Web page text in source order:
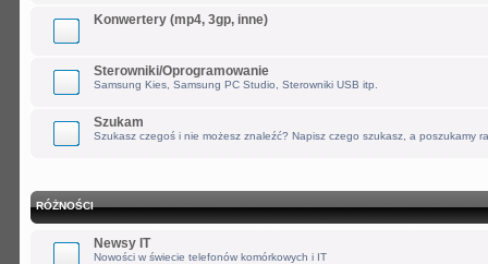
Konwertery (mp4, 3gp, inne)
Sterowniki/Oprogramowanie
Samsung Kies, Samsung PC Studio, Sterowniki USB itp.
Szukam
Szukasz czegoś i nie możesz znaleźć? Napisz czego szukasz, a poszukamy
RÓŻNOŚCI
Newsy IT
Nowości w świecie telefonów komórkowych i IT